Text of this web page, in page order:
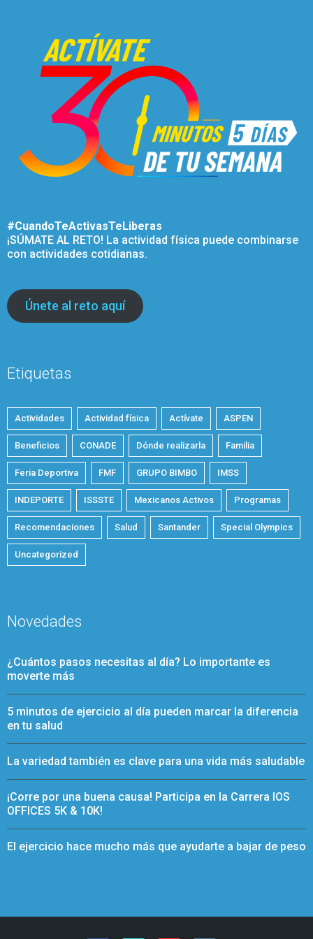
#CuandoTeActivasTeLiberas
¡SÚMATE AL RETO! La actividad física puede combinarse
con actividades cotidianas.
Únete al reto aquí
Etiquetas
Actividades Actividad física Actívate ASPEN
Beneficios CONADE Dónde realizarla Familia
Feria Deportiva FMF GRUPO BIMBO IMSS
INDEPORTE ISSSTE Mexicanos Activos Programas
Recomendaciones Salud Santander Special Olympics
Uncategorized
Novedades
¿Cuántos pasos necesitas al día? Lo importante es
moverte más
5 minutos de ejercicio al día pueden marcar la diferencia
en tu salud
La variedad también es clave para una vida más saludable
¡Corre por una buena causa! Participa en la Carrera IOS
OFFICES 5K & 10K!
El ejercicio hace mucho más que ayudarte a bajar de peso